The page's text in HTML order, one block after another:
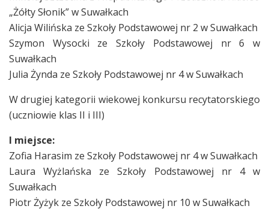
„Żółty Słonik” w Suwałkach
Alicja Wilińska ze Szkoły Podstawowej nr 2 w Suwałkach
Szymon Wysocki ze Szkoły Podstawowej nr 6 w
Suwałkach
Julia Żynda ze Szkoły Podstawowej nr 4 w Suwałkach
W drugiej kategorii wiekowej konkursu recytatorskiego
(uczniowie klas II i III)
I miejsce:
Zofia Harasim ze Szkoły Podstawowej nr 4 w Suwałkach
Laura Wyżlańska ze Szkoły Podstawowej nr 4 w
Suwałkach
Piotr Żyżyk ze Szkoły Podstawowej nr 10 w Suwałkach